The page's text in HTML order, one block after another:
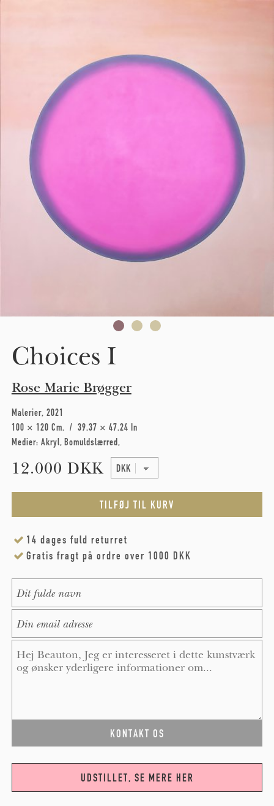
Choices I
Rose Marie Brøgger
Malerier 2021
100 × 120 Cm
39.37 × 47.24 In
Medier: Akryl Bomuldslærred
12.000 DKK
14 dages fuld returret
Gratis fragt på ordre over 1000 DKK
UDSTILLET, SE MERE HER